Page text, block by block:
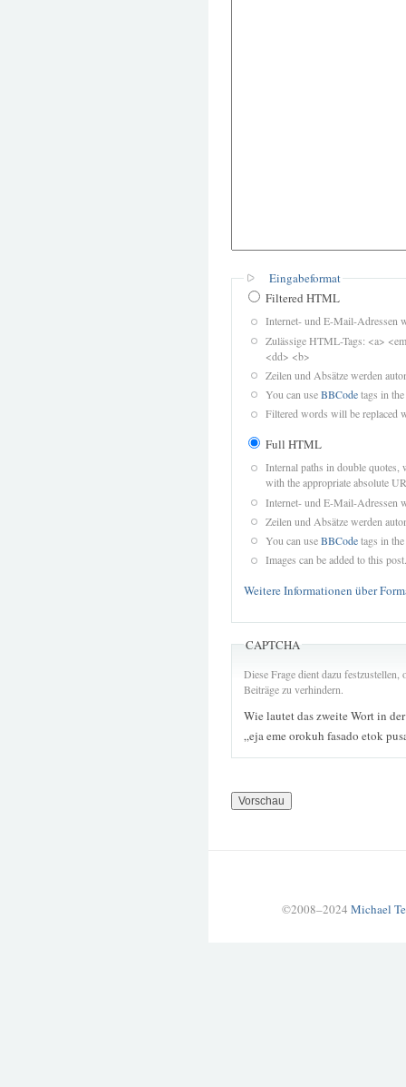
Eingabeformat
Filtered HTML
Internet- und E-Mail-Adressen
Zulässige HTML-Tags: <a>
<dd> <b>
Zeilen und Absätze werden
You can useBBCodetags in
Filtered words will be replaced
Full HTML
Internal paths in double quotes,
with the appropriate absolute
Internet- und E-Mail-Adressen
Zeilen und Absätze werden
You can useBBCodetags in
Images can be added to this post.
Weitere Informationen über
CAPTCHA
Diese Frage dient dazu
Beiträge zu verhindern.
Wie lautet das zweite Wort in
„eja eme orokuh fasado etok
©2008–2024 Michael